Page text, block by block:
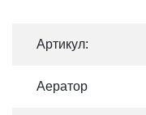
Артикул:
Аератор